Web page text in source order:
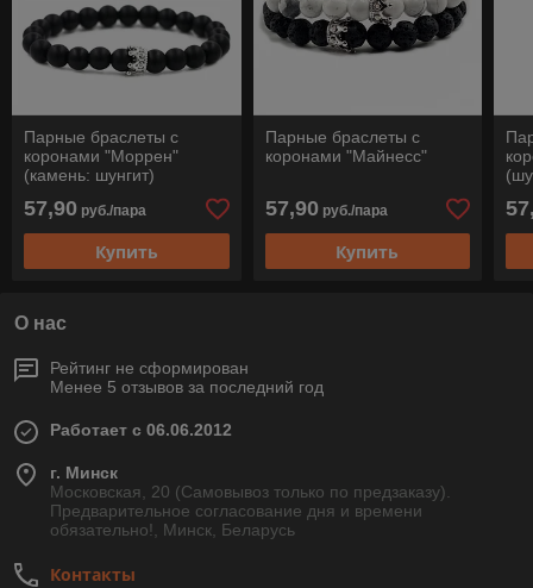
Парные браслеты с
коронами "Моррен"
(камень: шунгит)
57,90 руб./пара
Купить
Парные браслеты с
коронами "Майнесс"
57,90 руб./пара
Купить
О нас
Рейтинг не сформирован
Менее 5 отзывов за последний год
Работает с 06.06.2012
г. Минск
Московская, 20 (Самовывоз только по предзаказу).
Предварительное согласование дня и времени
обязательно!, Минск, Беларусь
Контакты